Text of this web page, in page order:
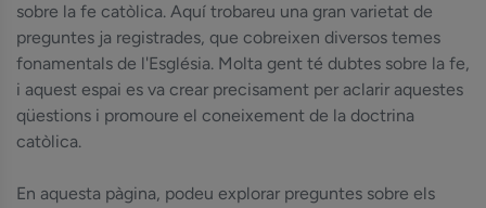
sobre la fe catòlica. Aquí trobareu una gran varietat de
preguntes ja registrades, que cobreixen diversos temes
fonamentals de l'Església. Molta gent té dubtes sobre la fe,
i aquest espai es va crear precisament per aclarir aquestes
qüestions i promoure el coneixement de la doctrina
catòlica.
En aquesta pàgina, podeu explorar preguntes sobre els